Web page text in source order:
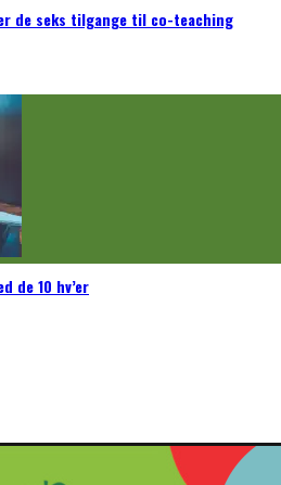
de seks tilgange til co-teaching
de 10 hv’er